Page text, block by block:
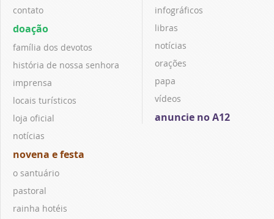
contato
doação
família dos devotos
história de nossa senhora
imprensa
locais turísticos
loja oficial
notícias
novena e festa
o santuário
pastoral
rainha hotéis
infográficos
libras
notícias
orações
papa
vídeos
anuncie no A12